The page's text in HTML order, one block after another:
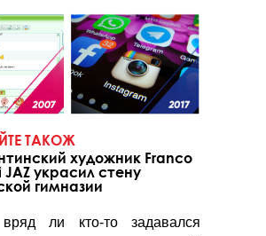
ТАКОЖ
художник Franco
JAZ украсил стену
гимназии
ли кто-то задавался